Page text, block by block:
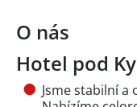
O nás
Hotel pod
Jsme stabilní a